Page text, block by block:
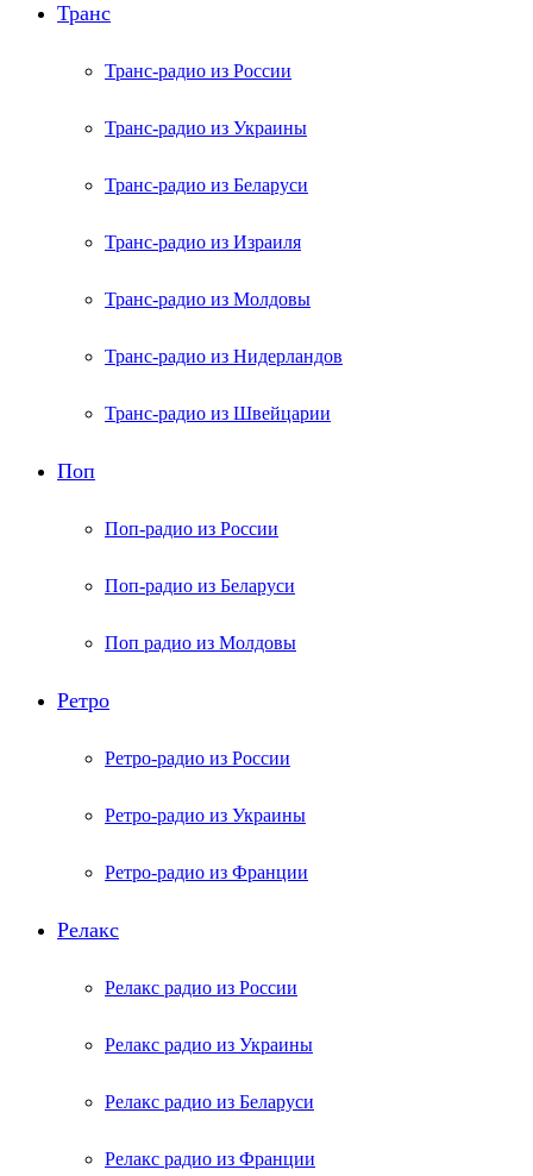
Транс
Транс-радио из России
Транс-радио из Украины
Транс-радио из Беларуси
Транс-радио из Израиля
Транс-радио из Молдовы
Транс-радио из Нидерландов
Транс-радио из Швейцарии
Поп
Поп-радио из России
Поп-радио из Беларуси
Поп радио из Молдовы
Ретро
Ретро-радио из России
Ретро-радио из Украины
Ретро-радио из Франции
Релакс
Релакс радио из России
Релакс радио из Украины
Релакс радио из Беларуси
Релакс радио из Франции